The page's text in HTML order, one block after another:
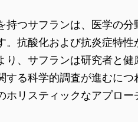
つサフランは、医学の
抗酸化および抗炎症特
、サフランは研究者と
る科学的調査が進むにつ
リスティックなアプロー